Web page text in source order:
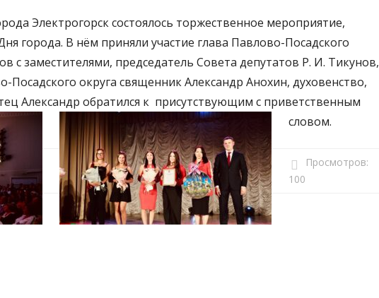
Электрогорск состоялось торжественное мероприятие,
города. В нём приняли участие глава Павлово-Посадского
с заместителями, председатель Совета депутатов Р. И. Тикунов,
округа священник Александр Анохин, духовенство,
Александр обратился к присутствующим с приветственным
словом.
Просмотров:
100